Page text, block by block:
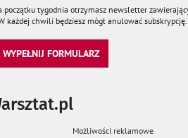
początku tygodnia otrzymasz newsletter
każdej chwili będziesz mógł anulować subskrypcję.
FORMULARZ
Możliwości reklamowe